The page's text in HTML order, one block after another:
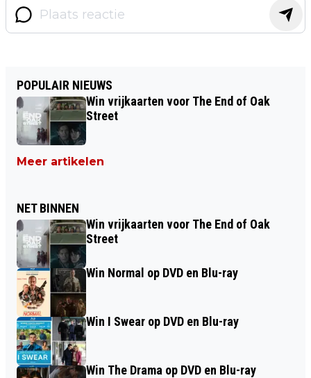
POPULAIR NIEUWS
Win vrijkaarten voor The End of Oak
Street
Meer artikelen
NET BINNEN
Win vrijkaarten voor The End of Oak
Street
Win Normal op DVD en Blu-ray
Win I Swear op DVD en Blu-ray
Win The Drama op DVD en Blu-ray